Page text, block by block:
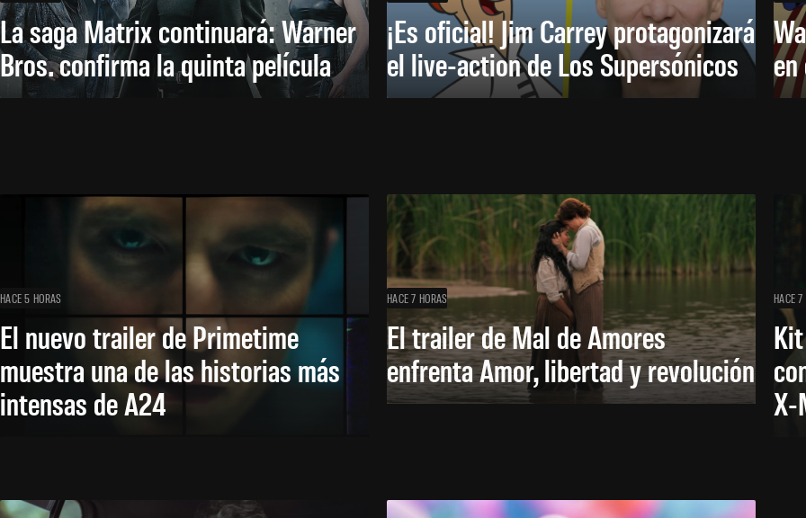
La saga Matrix continuará: Warner
Bros. confirma la quinta película
¡Es oficial! Jim Carrey protagonizará
el live-action de Los Supersónicos
en
HACE 5 HORAS
El nuevo trailer de Primetime
muestra una de las historias más
intensas de A24
HACE 7 HORAS
El trailer de Mal de Amores
enfrenta Amor, libertad y revolución
HACE 7
X-